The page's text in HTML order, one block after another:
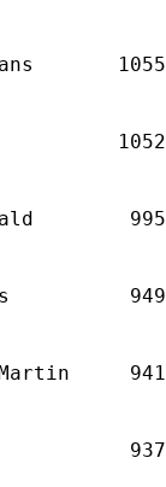
1055
1052
995
949
Martin     941
937